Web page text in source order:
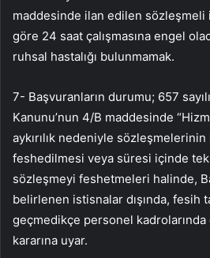
maddesinde ilan edilen sözleşmeli
göre 24 saat çalışmasına engel
ruhsal hastalığı bulunmamak.
7- Başvuranların durumu; 657
Kanunu’nun 4/B maddesinde
aykırılık nedeniyle sözleşmelerinin
feshedilmesi veya süresi içinde tek
sözleşmeyi feshetmeleri halinde,
belirlenen istisnalar dışında, fesih
geçmedikçe personel kadrolarında
kararına uyar.